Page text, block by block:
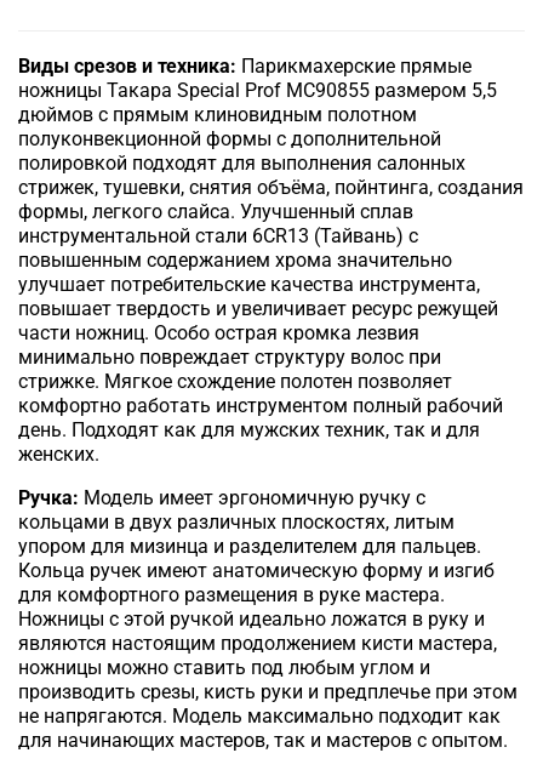
Виды срезов и техника: Парикмахерские прямые
ножницы Такара Special Prof MC90855 размером 5,5
дюймов с прямым клиновидным полотном
полуконвекционной формы с дополнительной
полировкой подходят для выполнения салонных
стрижек, тушевки, снятия объёма, пойнтинга, создания
формы, легкого слайса. Улучшенный сплав
инструментальной стали 6CR13 (Тайвань) с
повышенным содержанием хрома значительно
улучшает потребительские качества инструмента,
повышает твердость и увеличивает ресурс режущей
части ножниц. Особо острая кромка лезвия
минимально повреждает структуру волос при
стрижке. Мягкое схождение полотен позволяет
комфортно работать инструментом полный рабочий
день. Подходят как для мужских техник, так и для
женских.
Ручка: Модель имеет эргономичную ручку с
кольцами в двух различных плоскостях, литым
упором для мизинца и разделителем для пальцев.
Кольца ручек имеют анатомическую форму и изгиб
для комфортного размещения в руке мастера.
Ножницы с этой ручкой идеально ложатся в руку и
являются настоящим продолжением кисти мастера,
ножницы можно ставить под любым углом и
производить срезы, кисть руки и предплечье при этом
не напрягаются. Модель максимально подходит как
для начинающих мастеров, так и мастеров с опытом.